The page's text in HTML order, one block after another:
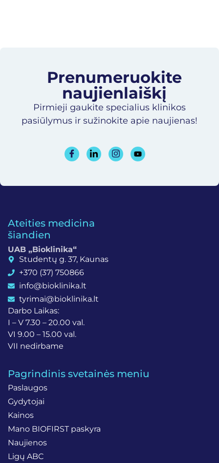
Prenumeruokite
naujienlaiškį​
Pirmieji gaukite specialius klinikos
pasiūlymus ir sužinokite apie naujienas!
Ateities medicina
šiandien
UAB „Bioklinika“
Studentų g. 37, Kaunas
+370 (37) 750866
info@bioklinika.lt
tyrimai@bioklinika.lt
Darbo Laikas:
I – V 7.30 – 20.00 val.
VI 9.00 – 15.00 val.
VII nedirbame
Pagrindinis svetainės meniu
Paslaugos
Gydytojai
Kainos
Mano BIOFIRST paskyra
Naujienos
Ligų ABC